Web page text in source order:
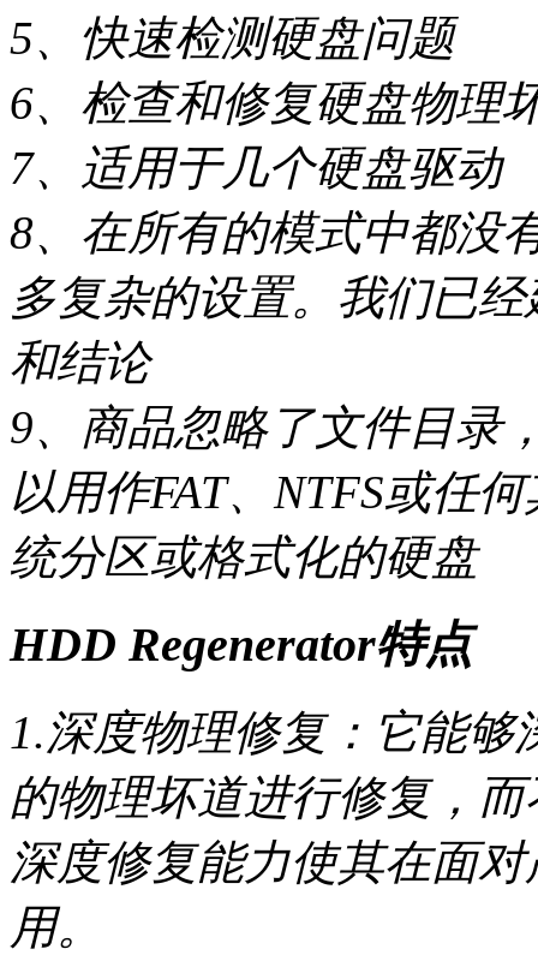
5、快速检测硬盘问题
6、检查和修复硬盘物理
7、适用于几个硬盘驱动
8、在所有的模式中都没
多复杂的设置。我们已
和结论
9、商品忽略了文件目录
以用作FAT、NTFS或任
统分区或格式化的硬盘
HDD Regenerator特点
1.深度物理修复：它能
的物理坏道进行修复，
深度修复能力使其在面
用。